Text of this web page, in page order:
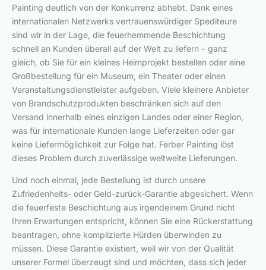
Painting deutlich von der Konkurrenz abhebt. Dank eines
internationalen Netzwerks vertrauenswürdiger Spediteure
sind wir in der Lage, die feuerhemmende Beschichtung
schnell an Kunden überall auf der Welt zu liefern – ganz
gleich, ob Sie für ein kleines Heimprojekt bestellen oder eine
Großbestellung für ein Museum, ein Theater oder einen
Veranstaltungsdienstleister aufgeben. Viele kleinere Anbieter
von Brandschutzprodukten beschränken sich auf den
Versand innerhalb eines einzigen Landes oder einer Region,
was für internationale Kunden lange Lieferzeiten oder gar
keine Liefermöglichkeit zur Folge hat. Ferber Painting löst
dieses Problem durch zuverlässige weltweite Lieferungen.
Und noch einmal, jede Bestellung ist durch unsere
Zufriedenheits- oder Geld-zurück-Garantie abgesichert. Wenn
die feuerfeste Beschichtung aus irgendeinem Grund nicht
Ihren Erwartungen entspricht, können Sie eine Rückerstattung
beantragen, ohne komplizierte Hürden überwinden zu
müssen. Diese Garantie existiert, weil wir von der Qualität
unserer Formel überzeugt sind und möchten, dass sich jeder